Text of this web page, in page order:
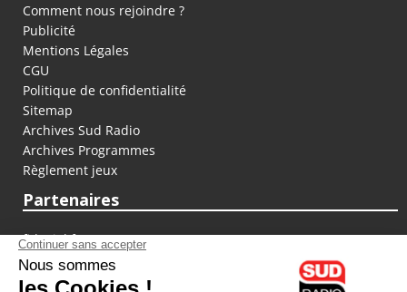
Comment nous rejoindre ?
Publicité
Mentions Légales
CGU
Politique de confidentialité
Sitemap
Archives Sud Radio
Archives Programmes
Règlement jeux
Partenaires
fiducial.fr
lyoncapitale.fr
olympique-et-lyonnais.com